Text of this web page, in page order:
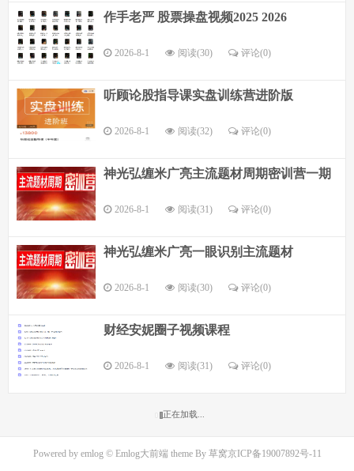
作手老严 股票操盘视频2025 2026
2026-8-1 阅读(30) 评论(0)
听顾论股指导课实盘训练营进阶版
2026-8-1 阅读(32) 评论(0)
神光弘缠米广亮主流题材周期密训营一期
2026-8-1 阅读(31) 评论(0)
神光弘缠米广亮一眼识别主流题材
2026-8-1 阅读(30) 评论(0)
财经安妮圈子视频课程
2026-8-1 阅读(31) 评论(0)
正在加载...
Powered by emlog© Emlog大前端 theme By 草窝京ICP备19007892号-11